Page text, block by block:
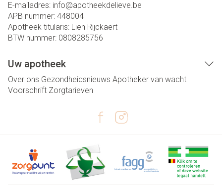
E-mailadres: info@apotheekdelieve.be
APB nummer: 448004
Apotheek titularis: Lien Rijckaert
BTW nummer: 0808285756
Uw apotheek
Over ons Gezondheidsnieuws Apotheker van wacht
Voorschrift Zorgtarieven